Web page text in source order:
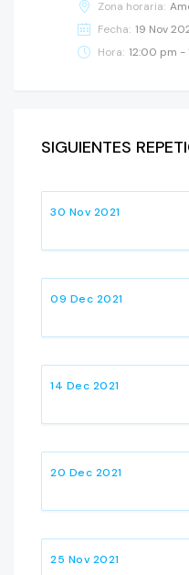
Zona horaria:
Fecha: 19 Nov
Hora: 12:00 pm -
SIGUIENTES
25 Nov 2021
30 Nov 2021
09 Dec 2021
14 Dec 2021
20 Dec 2021